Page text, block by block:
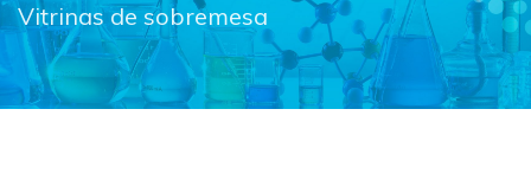
Vitrinas de sobremesa